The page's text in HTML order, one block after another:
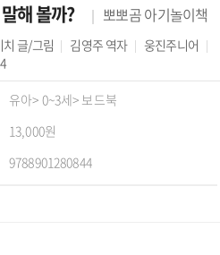
해 볼까? 뽀뽀곰 아기놀이책
글/그림 김영주 역자
웅진주니어
유아> 0~3세> 보드북
13,000원
9788901280844